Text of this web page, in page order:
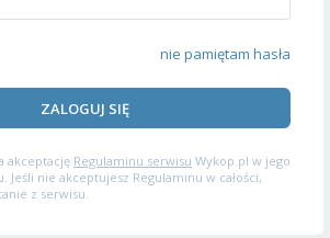
nie pamiętam hasła
ZALOGUJ SIĘ
akceptację Regulaminu serwisu Wykop.pl w jego
nie akceptujesz Regulaminu w całości,
z serwisu.